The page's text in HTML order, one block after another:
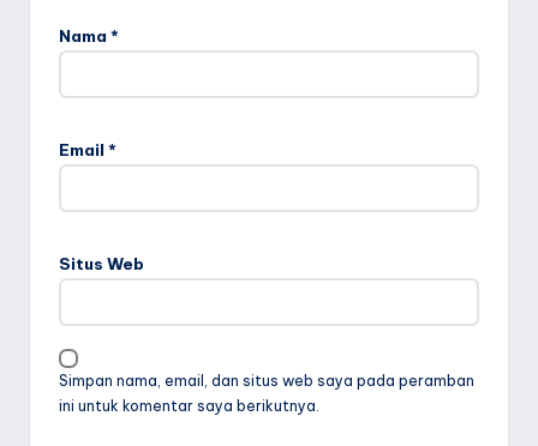
Nama *
Email *
Situs Web
Simpan nama, email, dan situs web saya pada peramban
ini untuk komentar saya berikutnya.